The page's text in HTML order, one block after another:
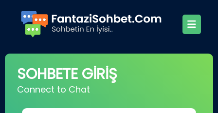
SOHBETE GİRİŞ
Connect to Chat